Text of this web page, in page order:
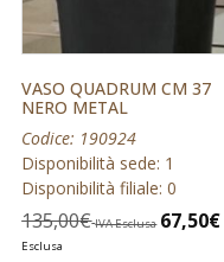
VASO QUADRUM CM 37
NERO METAL
Codice: 190924
Disponibilità sede: 1
Disponibilità filiale: 0
135,00€ IVA Esclusa 67,50€
Esclusa